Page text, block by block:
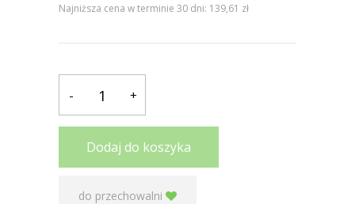
Najniższa cena w terminie 30 dni: 139,61 zł
- +
Dodaj do koszyka
do przechowalni